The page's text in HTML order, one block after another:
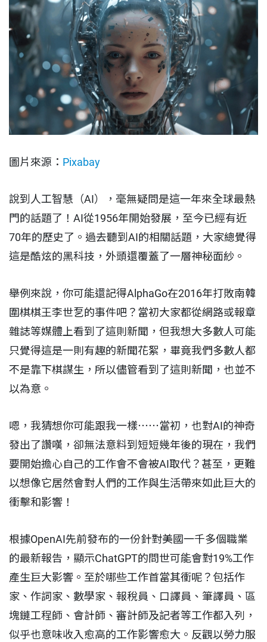
圖片來源： Pixabay
說到人工智慧（AI），毫無疑問是這一年來全球最熱
門的話題了！AI從1956年開始發展，至今已經有近
70年的歷史了。過去聽到AI的相關話題，大家總覺得
這是酷炫的黑科技，外頭還覆蓋了一層神秘面紗。
舉例來說，你可能還記得AlphaGo在2016年打敗南韓
圍棋棋王李世乭的事件吧？當初大家都從網路或報章
雜誌等媒體上看到了這則新聞，但我想大多數人可能
只覺得這是一則有趣的新聞花絮，畢竟我們多數人都
不是靠下棋謀生，所以儘管看到了這則新聞，也並不
以為意。
嗯，我猜想你可能跟我一樣⋯⋯當初，也對AI的神奇
發出了讚嘆，卻無法意料到短短幾年後的現在，我們
要開始擔心自己的工作會不會被AI取代？甚至，更難
以想像它居然會對人們的工作與生活帶來如此巨大的
衝擊和影響！
根據OpenAI先前發布的一份針對美國一千多個職業
的最新報告，顯示ChatGPT的問世可能會對19%工作
產生巨大影響。至於哪些工作首當其衝呢？包括作
家、作詞家、數學家、報稅員、口譯員、筆譯員、區
塊鏈工程師、會計師、審計師及記者等工作都入列，
似乎也意味收入愈高的工作影響愈大。反觀以勞力服